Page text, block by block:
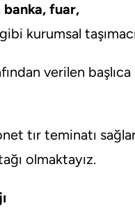
banka, fuar,
kurumsal
verilen
tır teminatı
olmaktayız.